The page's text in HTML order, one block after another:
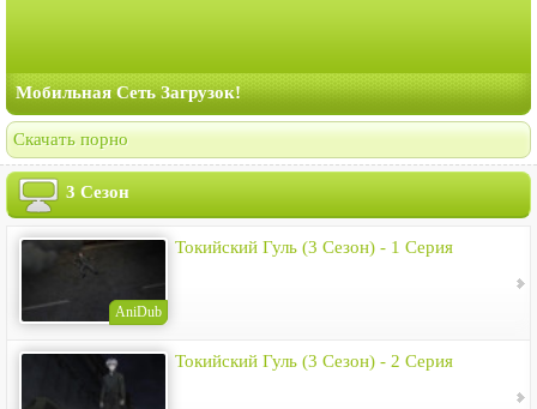
Мобильная Сеть Загрузок!
Скачать порно
3 Сезон
AniDub
Токийский Гуль (3 Сезон) - 1 Серия
Токийский Гуль (3 Сезон) - 2 Серия